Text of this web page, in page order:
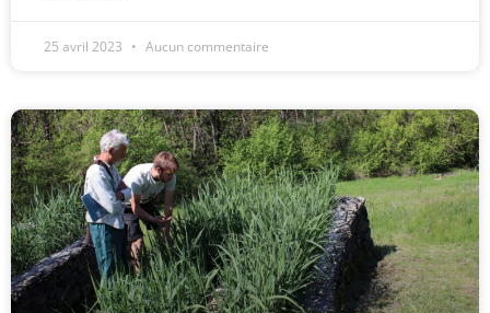
25 avril 2023 Aucun commentaire